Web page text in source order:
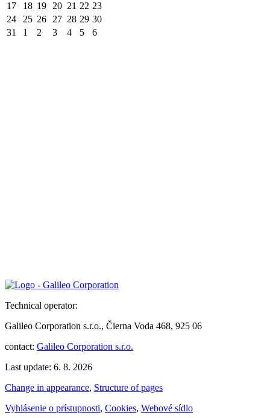
17
18 19 20 21 22 23
24
25 26 27 28 29 30
31
1 2 3 4 5 6
Technical operator:
Galileo Corporation s.r.o., Čierna Voda 468, 925 06
contact: Galileo Corporation s.r.o.
Last update: 6. 8. 2026
Change in appearance, Structure of pages
Vyhlásenie o prístupnosti, Cookies, Webové sídlo